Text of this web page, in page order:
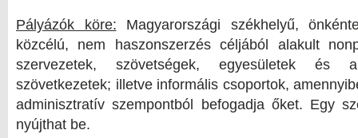
Pályázók köre: Magyarországi székhelyű,
közcélú, nem haszonszerzés céljából alakult
szervezetek, szövetségek, egyesületek és
szövetkezetek; illetve informális csoportok,
adminisztratív szempontból befogadja őket. Egy
nyújthat be.